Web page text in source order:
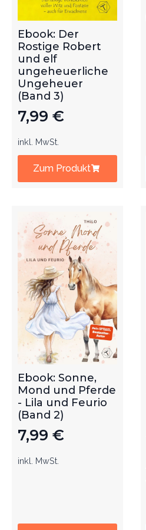
Ebook: Der
Rostige Robert
und elf
ungeheuerliche
Ungeheuer
(Band 3)
7,99 €
inkl. MwSt.
Zum Produkt
Ebook: Sonne,
Mond und Pferde
- Lila und Feurio
(Band 2)
7,99 €
inkl. MwSt.